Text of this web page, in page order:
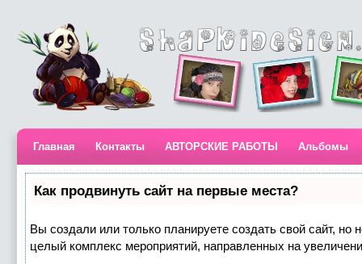
Главная Контакты АВТОРСКИЕ РАБОТЫ Альбомы
Как продвинуть сайт на первые места?
Вы создали или только планируете создать свой сайт, но
целый комплекс мероприятий, направленных на